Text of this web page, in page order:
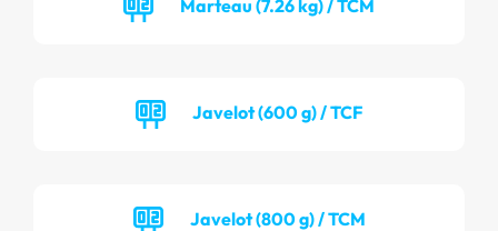
Marteau (7.26 kg) / TCM
Javelot (600 g) / TCF
Javelot (800 g) / TCM